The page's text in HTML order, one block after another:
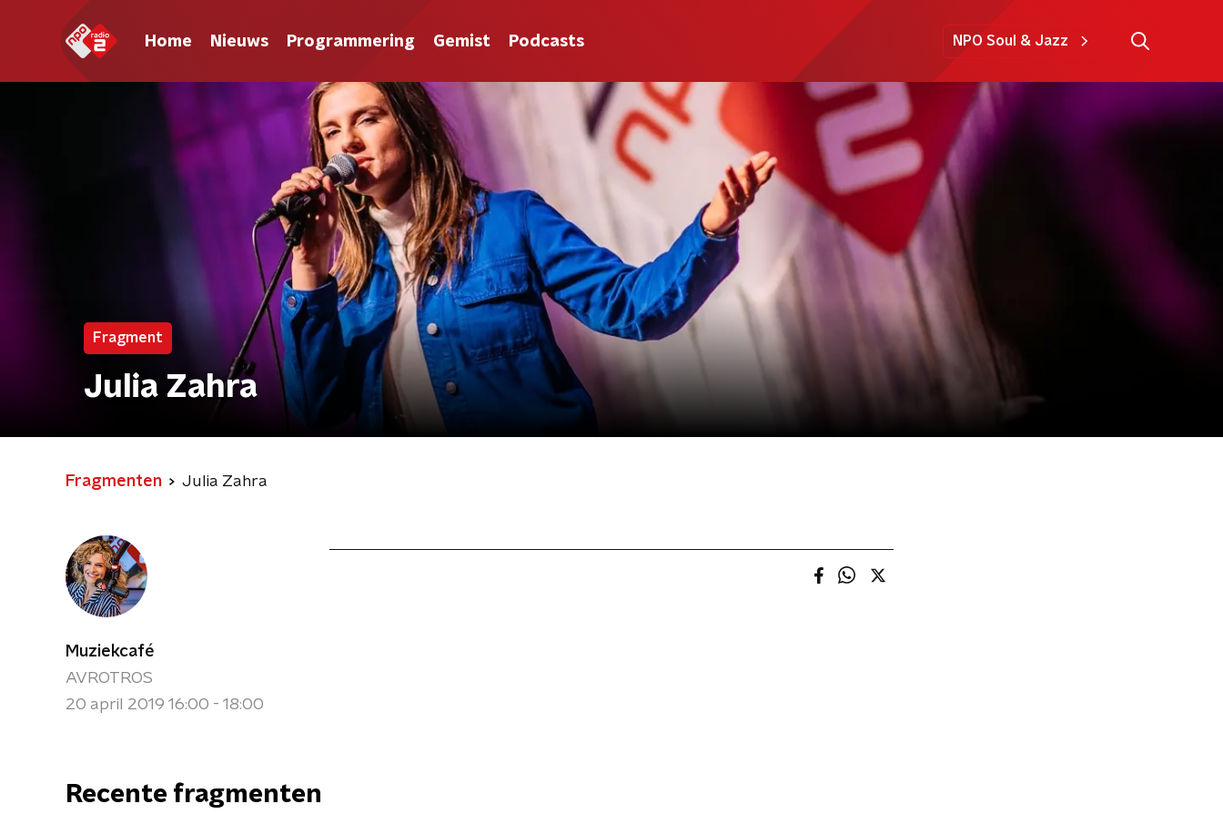
Home Nieuws Programmering Gemist Podcasts NPO Soul & Jazz
Fragment
Julia Zahra
Fragmenten Julia Zahra
Muziekcafé
AVROTROS
20 april 2019 16:00 - 18:00
Recente fragmenten